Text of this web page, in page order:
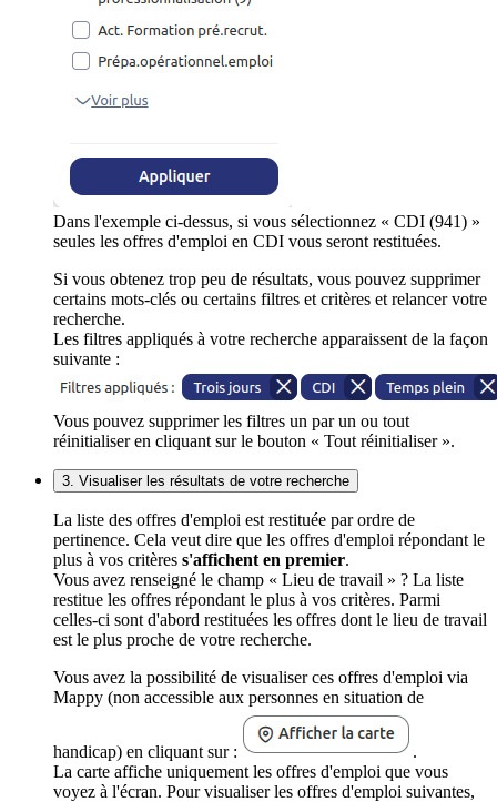
Dans l'exemple ci-dessus, si vous sélectionnez « CDI (941) »
seules les offres d'emploi en CDI vous seront restituées.
Si vous obtenez trop peu de résultats, vous pouvez supprimer
certains mots-clés ou certains filtres et critères et relancer votre
recherche.
Les filtres appliqués à votre recherche apparaissent de la façon
suivante :
Vous pouvez supprimer les filtres un par un ou tout
réinitialiser en cliquant sur le bouton « Tout réinitialiser ».
3. Visualiser les résultats de votre recherche
La liste des offres d'emploi est restituée par ordre de
pertinence. Cela veut dire que les offres d'emploi répondant le
plus à vos critères s'affichent en premier.
Vous avez renseigné le champ « Lieu de travail » ? La liste
restitue les offres répondant le plus à vos critères. Parmi
celles-ci sont d'abord restituées les offres dont le lieu de travail
est le plus proche de votre recherche.
Vous avez la possibilité de visualiser ces offres d'emploi via
Mappy (non accessible aux personnes en situation de
handicap) en cliquant sur :
.
La carte affiche uniquement les offres d'emploi que vous
voyez à l'écran. Pour visualiser les offres d'emploi suivantes,